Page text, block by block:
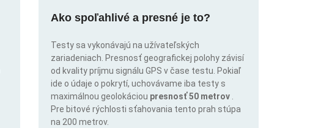
Ako spoľahlivé a presné je to?
Testy sa vykonávajú na užívateľských
zariadeniach. Presnosť geografickej polohy závisí
od kvality príjmu signálu GPS v čase testu. Pokiaľ
ide o údaje o pokrytí, uchovávame iba testy s
maximálnou geolokáciou presnosť 50 metrov
Pre bitové rýchlosti sťahovania tento prah stúpa
na 200 metrov.